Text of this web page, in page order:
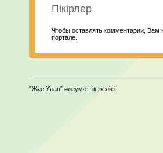
Пікірлер
Чтобы оставлять комментарии, Вам
портале.
“Жас Ұлан” әлеуметтік желісі